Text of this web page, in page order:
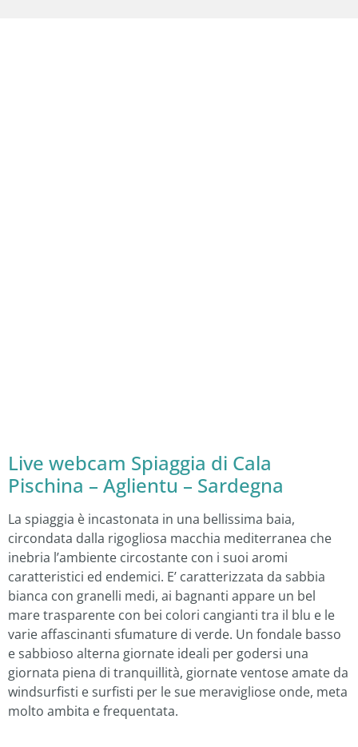
Live webcam Spiaggia di Cala
Pischina – Aglientu – Sardegna
La spiaggia è incastonata in una bellissima baia,
circondata dalla rigogliosa macchia mediterranea che
inebria l’ambiente circostante con i suoi aromi
caratteristici ed endemici. E’ caratterizzata da sabbia
bianca con granelli medi, ai bagnanti appare un bel
mare trasparente con bei colori cangianti tra il blu e le
varie affascinanti sfumature di verde. Un fondale basso
e sabbioso alterna giornate ideali per godersi una
giornata piena di tranquillità, giornate ventose amate da
windsurfisti e surfisti per le sue meravigliose onde, meta
molto ambita e frequentata.